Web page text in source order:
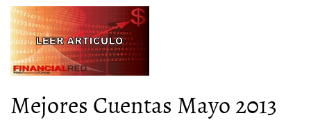
Mejores Cuentas Mayo 2013